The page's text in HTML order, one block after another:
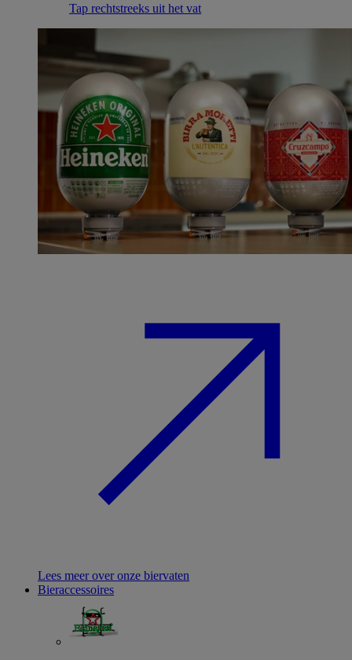
Tap rechtstreeks uit het vat
Lees meer over onze biervaten
Bieraccessoires